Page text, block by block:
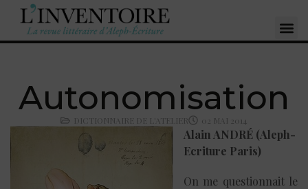
Autonomisation
DICTIONNAIRE DE L'ATELIER 02 MAI 2014
Alain ANDRÉ (Aleph-
Ecriture Paris)
On me questionnait le